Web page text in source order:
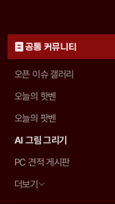
공통 커뮤니티
오픈 이슈 갤러리
오늘의 핫벤
오늘의 팟벤
AI 그림 그리기
PC 견적 게시판
더보기